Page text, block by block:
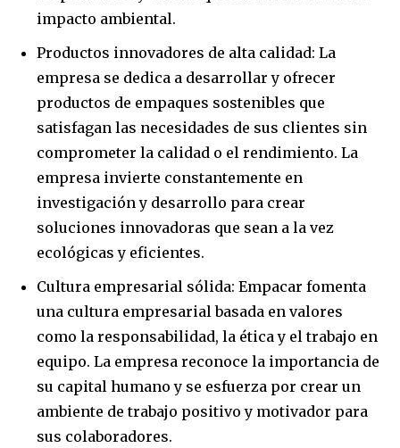
Join our community of
SUBSCRIBERS and be part of the
conversation.
or click the subscribe button below. Don't worry, we respect
your privacy and won't spam your inbox. Your information is
safe with us.
SUBSCRIBE
impacto ambiental.
Productos innovadores de alta calidad: La
empresa se dedica a desarrollar y ofrecer
productos de empaques sostenibles que
satisfagan las necesidades de sus clientes sin
comprometer la calidad o el rendimiento. La
empresa invierte constantemente en
investigación y desarrollo para crear
soluciones innovadoras que sean a la vez
ecológicas y eficientes.
Cultura empresarial sólida: Empacar fomenta
una cultura empresarial basada en valores
como la responsabilidad, la ética y el trabajo en
equipo. La empresa reconoce la importancia de
su capital humano y se esfuerza por crear un
ambiente de trabajo positivo y motivador para
sus colaboradores.